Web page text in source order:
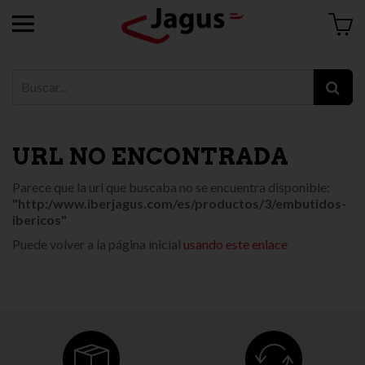
URL NO ENCONTRADA
Parece que la url que buscaba no se encuentra disponible:
"http:/www.iberjagus.com/es/productos/3/embutidos-
ibericos"
Puede volver a la página inicial usando este enlace